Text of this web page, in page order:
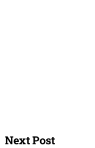
Next Post